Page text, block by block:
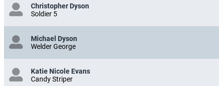
Christopher Dyson
Soldier 5
Michael Dyson
Welder George
Katie Nicole Evans
Candy Striper